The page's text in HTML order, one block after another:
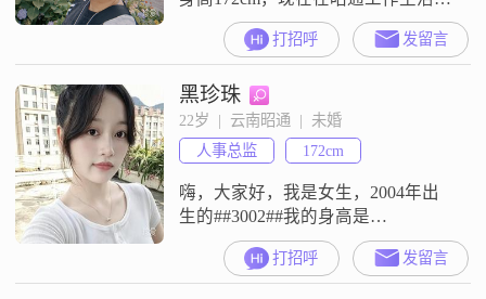
##3002##我的学历是高中及以下，
月收入在20001到50000元之间
##3002##寻找1994年的狗1995年的
猪 2003年的羊我的性格是稳重可
靠，平时也比较乐观积极，随和易
相处##3002##在生活里，我注重健
康养生，也追求事业成功，平时会
打招呼 发留言
黑珍珠
22岁  |  云南昭通  |  未婚
人事总监
172cm
嗨，大家好，我是女生，2004年出
生的##3002##我的身高是
172cm##3002##我现在的工作地点在
昭通，月收入在5001-8000元这个范
围##3002##我的学历是大专
打招呼 发留言